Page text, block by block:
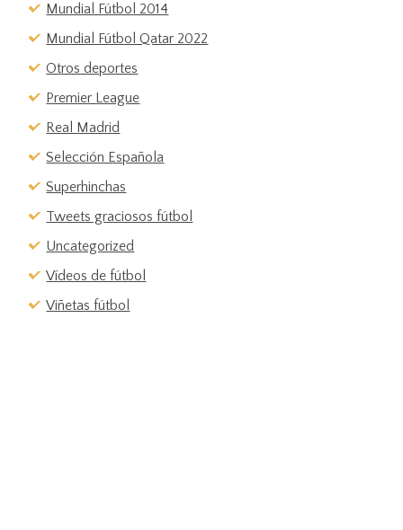
Mundial Fútbol 2014
Mundial Fútbol Qatar 2022
Otros deportes
Premier League
Real Madrid
Selección Española
Superhinchas
Tweets graciosos fútbol
Uncategorized
Vídeos de fútbol
Viñetas fútbol